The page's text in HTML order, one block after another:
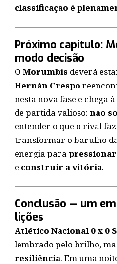
classificação é
Próximo capítulo:
modo decisão
O Morumbis deverá
Hernán Crespo
nesta nova fase e chega
de partida valioso: não
entender o que o rival
transformar o barulho
energia para
e construir a vitória.
Conclusão — um
lições
Atlético Nacional 0 x 0
lembrado pelo brilho,
resiliência. Em uma